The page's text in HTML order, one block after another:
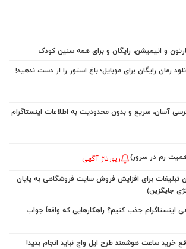
و انیمیشن، رایگان و برای همه سنین کودک
رمان رایگان برای موبایل؛ باغ استور را از دست ندهید!
رم در سرور) رپورتاژ آگهی
تبلیغات برای افزایش فروش سایت فروشگاهی به پایان
جایگزین)
اینستاگرام جذب کنیم؟ راهکارهایی که واقعاً جواب